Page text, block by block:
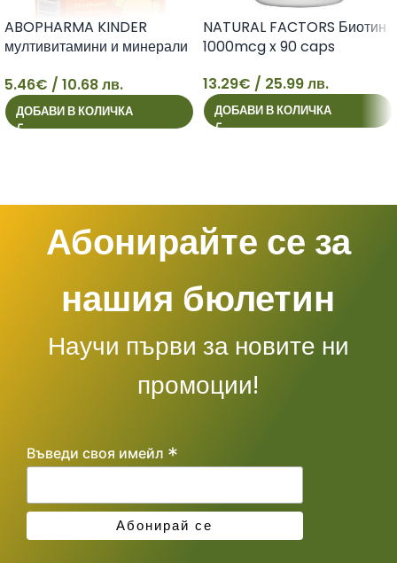
5
ABOPHARMA KINDER
мултивитамини и минерали
5.46€ / 10.68 лв.
ДОБАВИ В КОЛИЧКА
13
NATURAL FACTORS Биотин
1000mcg x 90 caps
13.29€ / 25.99 лв.
ДОБАВИ В КОЛИЧКА
Абонирайте се за
нашия бюлетин
Научи първи за новите ни
промоции!
Въведи своя имейл *